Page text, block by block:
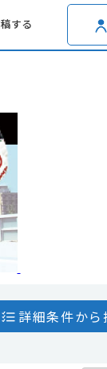
する
詳細条件から